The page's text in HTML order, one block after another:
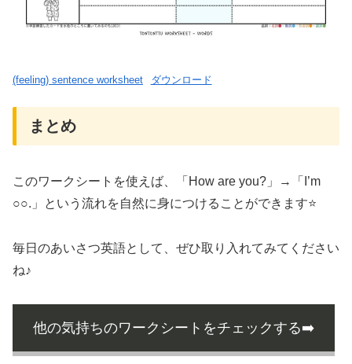
(feeling) sentence worksheet ダウンロード
まとめ
このワークシートを使えば、「How are you?」→「I’m
○○.」という流れを自然に身につけることができます⭐️
毎日のあいさつ英語として、ぜひ取り入れてみてください
ね♪
他の気持ちのワークシートをチェックする➡️